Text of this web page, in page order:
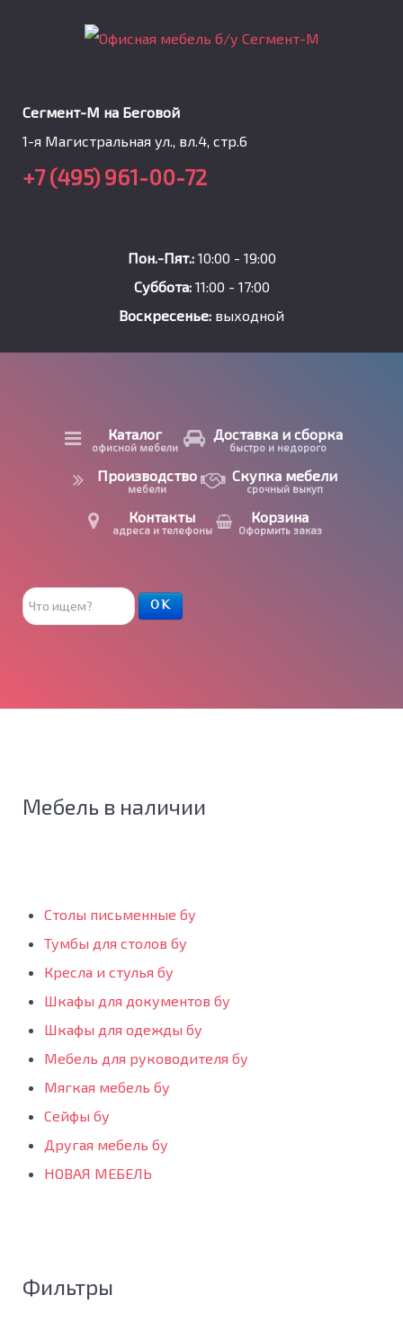
Сегмент-М на Беговой
1-я Магистральная ул., вл.4, стр.6
+7 (495) 961-00-72
Пон.-Пят.: 10:00 - 19:00
Суббота:11:00 - 17:00
Воскресенье: выходной
Каталог
офисной мебели
Доставка и сборка
быстро и недорого
Производство
мебели
Скупка мебели
срочный выкуп
Контакты
адреса и телефоны
Корзина
Оформить заказ
Поиск
товара
ОК
Мебель в наличии
Столы письменные бу
Тумбы для столов бу
Кресла и стулья бу
Шкафы для документов бу
Шкафы для одежды бу
Мебель для руководителя бу
Мягкая мебель бу
Сейфы бу
Другая мебель бу
НОВАЯ МЕБЕЛЬ
Фильтры